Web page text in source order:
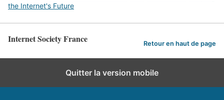
the Internet's Future
Internet Society France Retour en haut de page
Quitter la version mobile